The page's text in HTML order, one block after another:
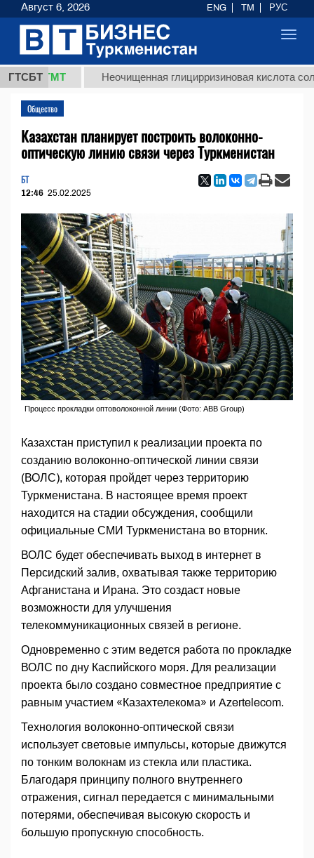
ГТСБТ
ТМТ Неочищенная глицирризиновая кислота
Общество
Казахстан планирует построить волоконно-
оптическую линию связи через Туркменистан
БТ
12:46 25.02.2025
Процесс прокладки оптоволоконной линии (Фото: ABB Group)
Казахстан приступил к реализации проекта по
созданию волоконно-оптической линии связи
(ВОЛС), которая пройдет через территорию
Туркменистана. В настоящее время проект
находится на стадии обсуждения, сообщили
официальные СМИ Туркменистана во вторник.
ВОЛС будет обеспечивать выход в интернет в
Персидский залив, охватывая также территорию
Афганистана и Ирана. Это создаст новые
возможности для улучшения
телекоммуникационных связей в регионе.
Одновременно с этим ведется работа по прокладке
ВОЛС по дну Каспийского моря. Для реализации
проекта было создано совместное предприятие с
равным участием «Казахтелекома» и Azertelecom.
Технология волоконно-оптической связи
использует световые импульсы, которые движутся
по тонким волокнам из стекла или пластика.
Благодаря принципу полного внутреннего
отражения, сигнал передается с минимальными
потерями, обеспечивая высокую скорость и
большую пропускную способность.
Август 6, 2026 ENG TM РУС